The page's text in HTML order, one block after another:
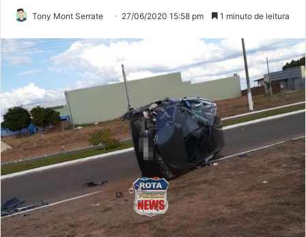
Tony Mont Serrate 27/06/2020 15:58 pm 1 minuto de leitura